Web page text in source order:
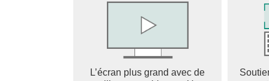
lightheartedness balances the intense
Multiplayer mode enhances the fun by
chaotic environment. Teamwork and
dismantle the corrupt regime. The social
where freedom, creativity, and chaos reign
L’écran plus grand avec de